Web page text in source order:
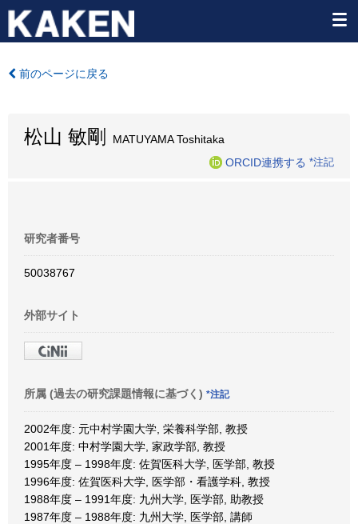
前のページに戻る
松山 敏剛
MATUYAMA Toshitaka
ORCID連携する *注記
研究者番号
50038767
外部サイト
所属 (過去の研究課題情報に基づく) *注記
2002年度: 元中村学園大学, 栄養科学部, 教授
2001年度: 中村学園大学, 家政学部, 教授
1995年度 – 1998年度: 佐賀医科大学, 医学部, 教授
1996年度: 佐賀医科大学, 医学部・看護学科, 教授
1988年度 – 1991年度: 九州大学, 医学部, 助教授
1987年度 – 1988年度: 九州大学, 医学部, 講師